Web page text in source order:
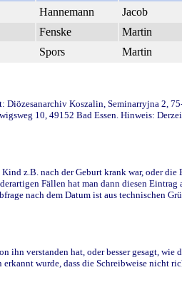
Hannemann Jacob
Fenske Martin
Spors Martin
Koszalin, Seminarryjna 2,
10, 49152 Bad Essen. Hinweis:
z.B. nach der Geburt krank war, oder
Fällen hat man dann diesen
nach dem Datum ist aus technischen
verstanden hat, oder besser gesagt, wie
wurde, dass die Schreibweise nicht